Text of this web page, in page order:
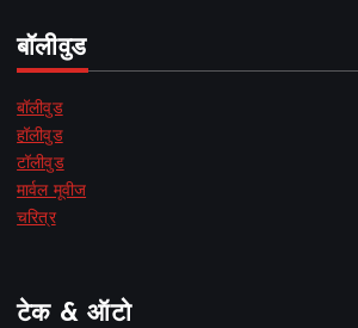
बॉलीवुड
बॉलीवुड
हॉलीवुड
टॉलीवुड
मार्वल मूवीज
चरित्र
टेक & ऑटो